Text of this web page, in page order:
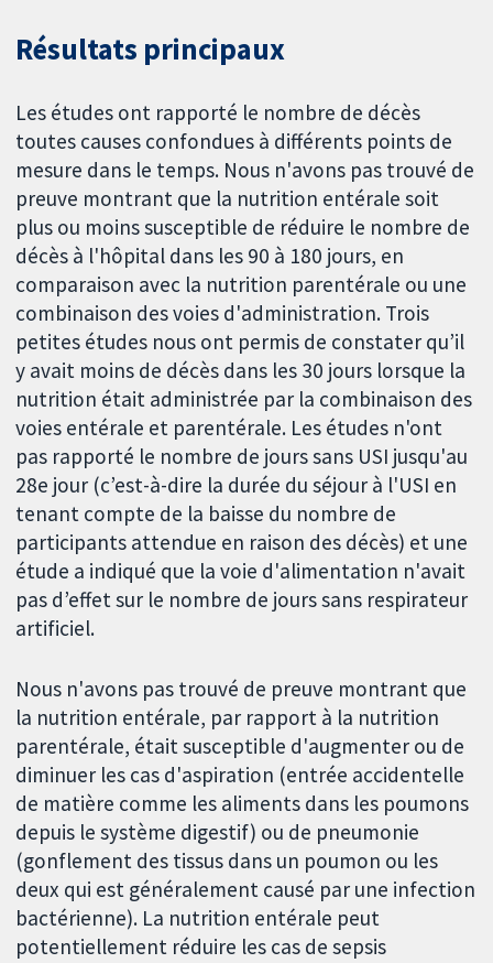
Résultats principaux
Les études ont rapporté le nombre de décès
toutes causes confondues à différents points de
mesure dans le temps. Nous n'avons pas trouvé de
preuve montrant que la nutrition entérale soit
plus ou moins susceptible de réduire le nombre de
décès à l'hôpital dans les 90 à 180 jours, en
comparaison avec la nutrition parentérale ou une
combinaison des voies d'administration. Trois
petites études nous ont permis de constater qu’il
y avait moins de décès dans les 30 jours lorsque la
nutrition était administrée par la combinaison des
voies entérale et parentérale. Les études n'ont
pas rapporté le nombre de jours sans USI jusqu'au
28e jour (c’est-à-dire la durée du séjour à l'USI en
tenant compte de la baisse du nombre de
participants attendue en raison des décès) et une
étude a indiqué que la voie d'alimentation n'avait
pas d’effet sur le nombre de jours sans respirateur
artificiel.
Nous n'avons pas trouvé de preuve montrant que
la nutrition entérale, par rapport à la nutrition
parentérale, était susceptible d'augmenter ou de
diminuer les cas d'aspiration (entrée accidentelle
de matière comme les aliments dans les poumons
depuis le système digestif) ou de pneumonie
(gonflement des tissus dans un poumon ou les
deux qui est généralement causé par une infection
bactérienne). La nutrition entérale peut
potentiellement réduire les cas de sepsis